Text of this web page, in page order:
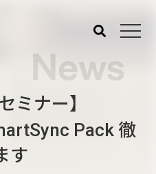
Service
サービス
ウェブサイト･システム構
News
ミナー】
Pack 徹
す